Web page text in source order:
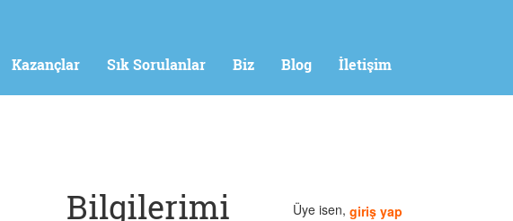
Kazançlar Sık Sorulanlar Biz Blog İletişim
Üye isen, giriş yap
Bilgilerimi